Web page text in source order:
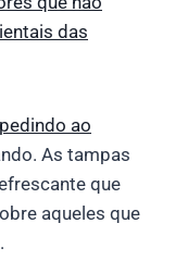
das
pedindo ao
As tampas
que
aqueles que